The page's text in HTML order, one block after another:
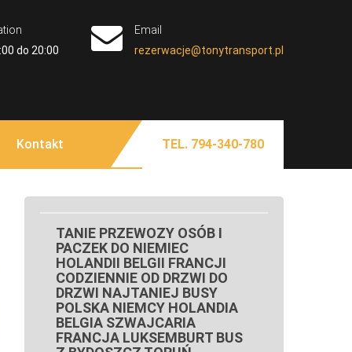
BUS NIEMCY
KUJAWSKO
SZCZECINA
POLSKA
DO POLSKI
Gorzowa Wielkopolskiego Piły Przewozy
Gryfice Sępólno Krajeńskie Człuchów
Bydgoszczy Kołobrzegu Piły Chojnic Tucholi
do 20:00
Email
rezerwacje@tonytransport.pl
Kontakt TEL. 794-340-780
TANIE PRZEWOZY OSÓB I
PACZEK DO NIEMIEC
HOLANDII BELGII FRANCJI
CODZIENNIE OD DRZWI DO
DRZWI NAJTANIEJ BUSY
POLSKA NIEMCY HOLANDIA
BELGIA SZWAJCARIA
FRANCJA LUKSEMBURT BUS